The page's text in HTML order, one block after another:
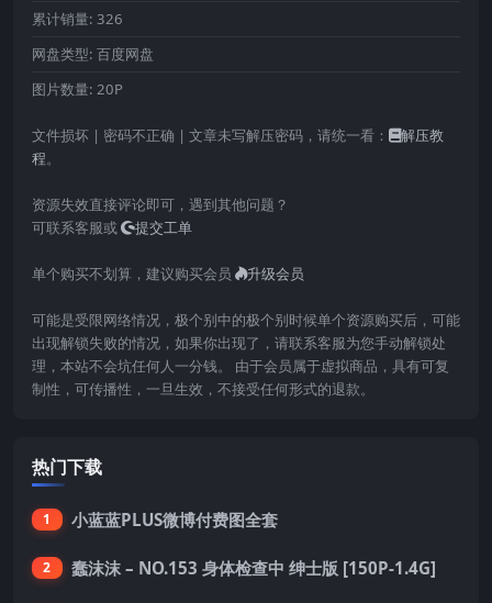
累计销量: 326
网盘类型: 百度网盘
图片数量: 20P
文件损坏 | 密码不正确 | 文章未写解压密码，请统一看：
解压教
程。
资源失效直接评论即可，遇到其他问题？
可联系客服或
提交工单
单个购买不划算，建议购买会员 升级会员
可能是受限网络情况，极个别中的极个别时候单个资源购买后，可能
出现解锁失败的情况，如果你出现了，请联系客服为您手动解锁处
理，本站不会坑任何人一分钱。 由于会员属于虚拟商品，具有可复
制性，可传播性，一旦生效，不接受任何形式的退款。
热门下载
1 小蓝蓝PLUS微博付费图全套
2 蠢沫沫 – NO.153 身体检查中 绅士版 [150P-1.4G]